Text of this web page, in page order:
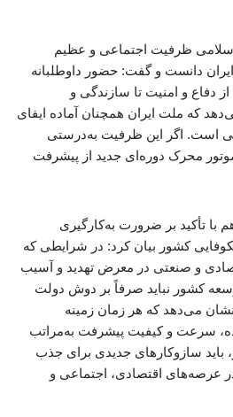
ظرفیت اجتماعی و عظیم
دانست و گفت: حضور داوطلبانه
دفاع و امنیت تا سازندگی و
که ملت ایران همچنان آماده ایفای
است. اگر این ظرفیت به‌درستی
محرک دوره‌ای جدید از پیشرفت
با تأکید بر ضرورت به‌کارگیری
کشور بیان کرد: در شرایطی که
و صنعتی در معرض تهدید و آسیب
کشور نباید صرفاً بر دوش دولت
می‌دهد که هر زمان زمینه
سرعت و کیفیت پیشرفت به‌مراتب
باید سازوکارهای جدیدی برای جذب
عرصه‌های اقتصادی، اجتماعی و